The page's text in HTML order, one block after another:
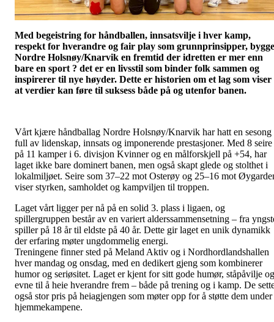
Med begeistring for håndballen, innsatsvilje i hver kamp,
respekt for hverandre og fair play som grunnprinsipper,
Nordre Holsnøy/Knarvik en fremtid der idretten er mer enn
bare en sport ? det er en livsstil som binder folk sammen og
inspirerer til nye høyder. Dette er historien om et lag som viser
at verdier kan føre til suksess både på og utenfor banen.
Vårt kjære håndballag Nordre Holsnøy/Knarvik har hatt en sesong
full av lidenskap, innsats og imponerende prestasjoner. Med 8 seire
på 11 kamper i 6. divisjon Kvinner og en målforskjell på +54, har
laget ikke bare dominert banen, men også skapt glede og stolthet i
lokalmiljøet. Seire som 37–22 mot Osterøy og 25–16 mot
viser styrken, samholdet og kampviljen til troppen.
Laget vårt ligger per nå på en solid 3. plass i ligaen, og
spillergruppen består av en variert alderssammensetning – fra
spiller på 18 år til eldste på 40 år. Dette gir laget en unik dynamikk
der erfaring møter ungdommelig energi.
Treningene finner sted på Meland Aktiv og i Nordhordlandshallen
hver mandag og onsdag, med en dedikert gjeng som kombinerer
humor og seriøsitet. Laget er kjent for sitt gode humør, ståpåvilje og
evne til å heie hverandre frem – både på trening og i kamp. De
også stor pris på heiagjengen som møter opp for å støtte dem under
hjemmekampene.